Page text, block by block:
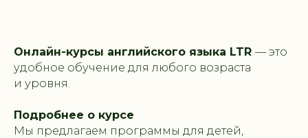
Онлайн-курсы английского языка LTR — это
удобное обучение для любого возраста
и уровня.
Подробнее о курсе
Мы предлагаем программы для детей,